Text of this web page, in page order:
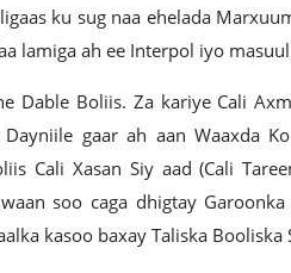
ku sug naa ehelada
lamiga ah ee Interpol iyo
Dable Boliis. Za kariye Cali
gaar ah aan Waaxda
Cali Xasan Siy aad (Cali
soo caga dhigtay
kasoo baxay Taliska Booliska